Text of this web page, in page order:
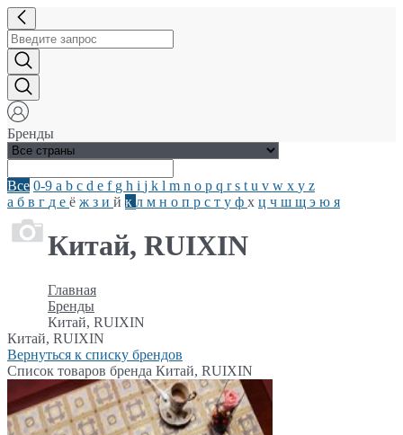
Бренды
Все 0-9 a b c d e f g h i j k l m n o p q rs t u v w x y z
а б в г д е ё ж з и й к л м н о п р с т у ф х ц ч ш щ э ю я
Китай, RUIXIN
Главная
Бренды
Китай, RUIXIN
Китай, RUIXIN
Вернуться к списку брендов
Список товаров бренда Китай, RUIXIN